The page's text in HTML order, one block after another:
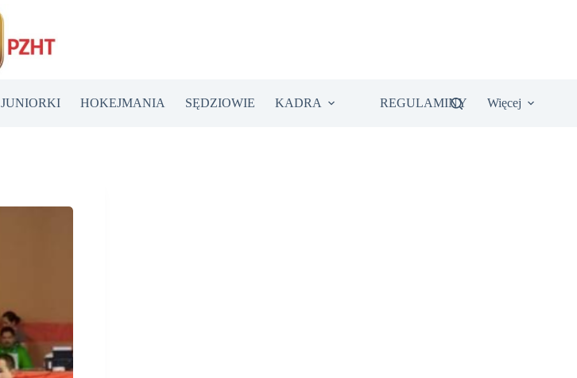
JUNIORKI HOKEJMANIA SĘDZIOWIE KADRA REGULAMINY Więcej